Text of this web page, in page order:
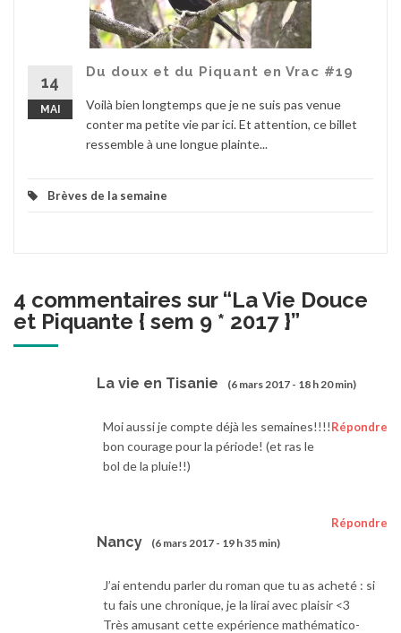
14
MAI
Du doux et du Piquant en Vrac #19
Voilà bien longtemps que je ne suis pas venue
conter ma petite vie par ici. Et attention, ce billet
ressemble à une longue plainte...
Brèves de la semaine
4 commentaires sur “La Vie Douce
et Piquante { sem 9 * 2017 }”
La vie en Tisanie (6 mars 2017 - 18 h 20 min)
Répondre
Moi aussi je compte déjà les semaines!!!!
bon courage pour la période! (et ras le
bol de la pluie!!)
Nancy (6 mars 2017 - 19 h 35 min)
Répondre
J’ai entendu parler du roman que tu as acheté : si
tu fais une chronique, je la lirai avec plaisir <3
Très amusant cette expérience mathématico-